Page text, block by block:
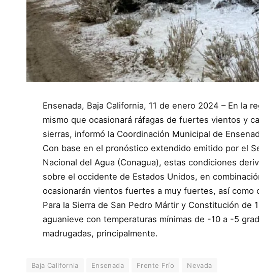
Ensenada, Baja California, 11 de enero 2024 – En la
mismo que ocasionará ráfagas de fuertes vientos y
sierras, informó la Coordinación Municipal de
Con base en el pronóstico extendido emitido por el
Nacional del Agua (Conagua), estas condiciones
sobre el occidente de Estados Unidos, en
ocasionarán vientos fuertes a muy fuertes, así como
Para la Sierra de San Pedro Mártir y Constitución de
aguanieve con temperaturas mínimas de -10 a -5
madrugadas, principalmente.
Baja California Ensenada Frente Frío Nevada